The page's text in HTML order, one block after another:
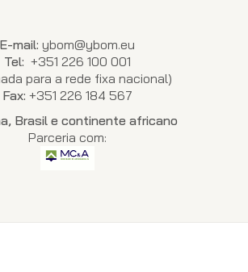
E-mail: ybom@ybom.eu
Tel: +351 226 100 001
para a rede fixa nacional)
Fax: +351 226 184 567
Brasil e continente africano
Parceria com: